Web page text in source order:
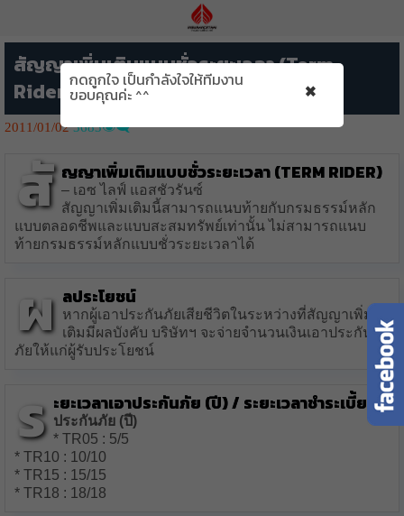
สัญญาเพิ่มเติมแบบชั่วระยะเวลา (Term
Rider) – เอซ ไลฟ์ แอสชัวรันซ์
2011/01/023683👁️‍🗨️
สั ญญาเพิ่มเติมแบบชั่วระยะเวลา (Term Rider)
– เอซ ไลฟ์ แอสชัวรันซ์
สัญญาเพิ่มเติมนี้สามารถแนบท้ายกับกรมธรรม์หลัก
แบบตลอดชีพและแบบสะสมทรัพย์เท่านั้น ไม่สามารถแนบ
ท้ายกรมธรรม์หลักแบบชั่วระยะเวลาได้
ผ ลประโยชน์
หากผู้เอาประกันภัยเสียชีวิตในระหว่างที่สัญญาเพิ่ม
เติมมีผลบังคับ บริษัทฯ จะจ่ายจำนวนเงินเอาประกัน
ภัยให้แก่ผู้รับประโยชน์
ร ะยะเวลาเอาประกันภัย (ปี) / ระยะเวลาชำระเบี้ย
ประกันภัย (ปี)
* TR05 : 5/5
* TR10 : 10/10
* TR15 : 15/15
* TR18 : 18/18
กดถูกใจ เป็นกำลังใจให้ทีมงาน
ขอบคุณค่ะ ^^ ×